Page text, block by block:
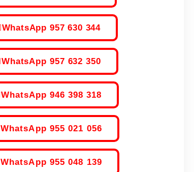
WhatsApp 957 630 344
WhatsApp 957 632 350
WhatsApp 946 398 318
WhatsApp 955 021 056
WhatsApp 955 048 139